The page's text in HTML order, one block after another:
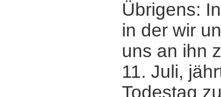
Übrigens:
in der wir
uns an ihn
11. Juli,
Todestag